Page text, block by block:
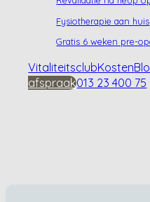
Fysiotherapie aan huis
Gratis 6 weken pre-
VitaliteitsclubKosten
afspraak013 23 400 75